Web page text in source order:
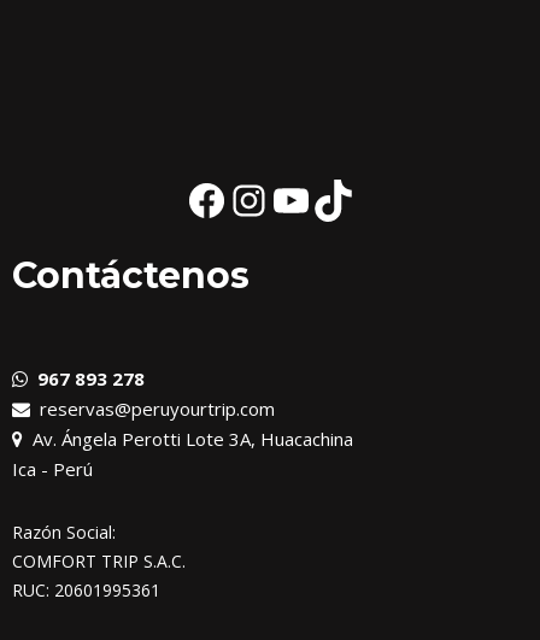
Contáctenos
967 893 278
reservas@peruyourtrip.com
Av. Ángela Perotti Lote 3A, Huacachina
Ica - Perú
Razón Social:
COMFORT TRIP S.A.C.
RUC: 20601995361